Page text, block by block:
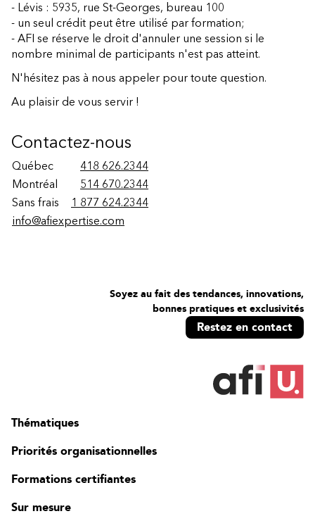
- Lévis : 5935, rue St-Georges, bureau 100
- un seul crédit peut être utilisé par formation;
- AFI se réserve le droit d'annuler une session si le
nombre minimal de participants n'est pas atteint.
N'hésitez pas à nous appeler pour toute question.
Au plaisir de vous servir !
Contactez-nous
Québec
418 626.2344
Montréal
514 670.2344
Sans frais
1 877 624.2344
info@afiexpertise.com
Soyez au fait des tendances, innovations,
bonnes pratiques et exclusivités
Restez en contact
Thématiques
Priorités organisationnelles
Formations certifiantes
Sur mesure